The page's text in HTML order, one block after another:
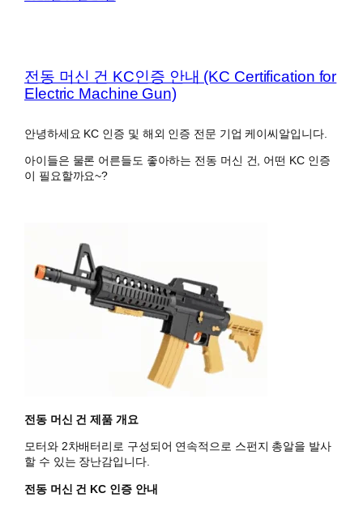
전동 머신 건 KC인증 안내 (KC Certification for
Electric Machine Gun)
안녕하세요 KC 인증 및 해외 인증 전문 기업 케이씨알입니다.
아이들은 물론 어른들도 좋아하는 전동 머신 건, 어떤 KC 인증
이 필요할까요~?
전동 머신 건 제품 개요
모터와 2차배터리로 구성되어 연속적으로 스펀지 총알을 발사
할 수 있는 장난감입니다.
전동 머신 건 KC 인증 안내